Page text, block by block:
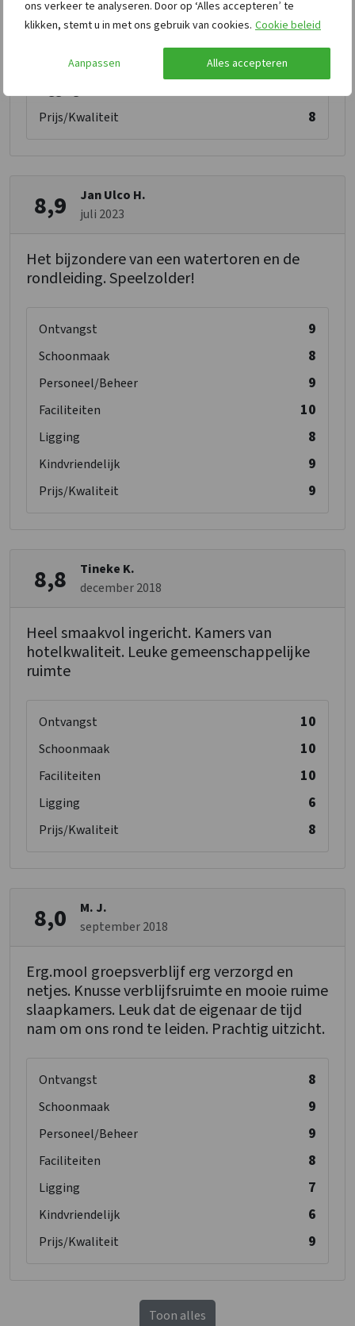
ons verkeer te analyseren. Door op ‘Alles accepteren’ te
klikken, stemt u in met ons gebruik van cookies. Cookie beleid
Aanpassen Alles accepteren
Schoonmaak
7
Faciliteiten
Prijs/Kwaliteit 8
8,9
Jan Ulco H.
juli 2023
Het bijzondere van een watertoren en de
rondleiding. Speelzolder!
Ontvangst 9
Schoonmaak 8
Personeel/Beheer 9
Faciliteiten 10
Ligging 8
Kindvriendelijk 9
Prijs/Kwaliteit 9
8,8
Tineke K.
december 2018
Heel smaakvol ingericht. Kamers van
hotelkwaliteit. Leuke gemeenschappelijke
ruimte
Ontvangst 10
Schoonmaak 10
Faciliteiten 10
Ligging 6
Prijs/Kwaliteit 8
8,0
M. J.
september 2018
Erg.mooI groepsverblijf erg verzorgd en
netjes. Knusse verblijfsruimte en mooie ruime
slaapkamers. Leuk dat de eigenaar de tijd
nam om ons rond te leiden. Prachtig uitzicht.
Ontvangst 8
Schoonmaak 9
Personeel/Beheer 9
Faciliteiten 8
Ligging 7
Kindvriendelijk 6
Prijs/Kwaliteit 9
Toon alles